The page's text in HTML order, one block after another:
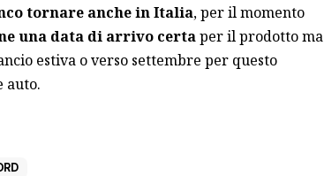
tornare anche in Italia, per il momento
una data di arrivo certaper il prodotto ma
estiva o verso settembre per questo
auto.